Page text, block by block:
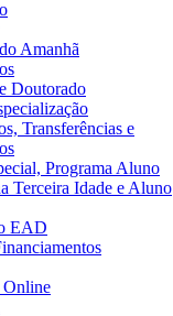
Amanhã
Doutorado
Transferências e
Programa Aluno
Terceira Idade e Aluno
EAD
Online